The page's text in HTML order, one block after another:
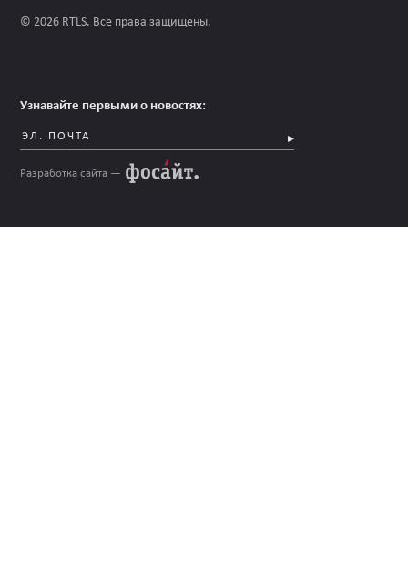
© 2026 RTLS. Все права защищены.
Узнавайте первыми о новостях:
Разработка сайта —